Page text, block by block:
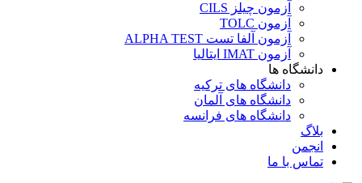
آزمون چیلز CILS‌
آزمون TOLC
آزمون آلفا تست ALPHA TEST
آزمون IMAT ایتالیا
دانشگاه ها
دانشگاه های ترکیه
دانشگاه های آلمان
دانشگاه های فرانسه
بلاگ
انجمن
تماس با ما